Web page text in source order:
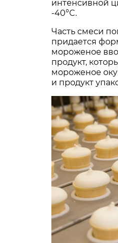
интенсивной
-40°C.
Часть смеси
придается
мороженое
продукт,
мороженое
и продукт